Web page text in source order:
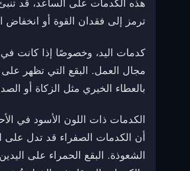
هذه الكدمات على الساعد، قد
ترمز إلى فقدان القوة أو انخفاض
كدمات اليد، وخصوصًا إذا كانت
مجال العمل. البقع التي تظهر على
بالعطاء الخيري مثل الزكاة أو
الكدمات ذات اللون الأسود في
أن الكدمات الصفراء قد تدل
الشعوذة. البقع الحمراء على